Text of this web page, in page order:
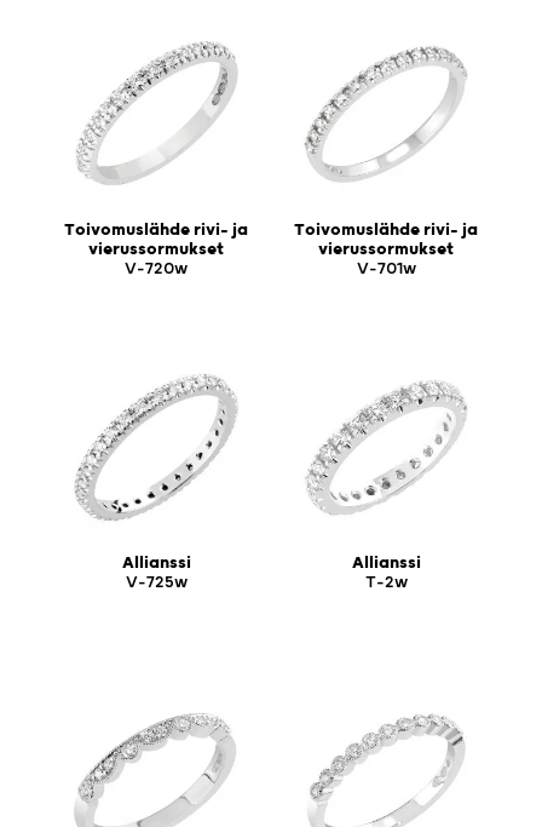
Toivomuslähde rivi- ja
vierussormukset
V-720w
Toivomuslähde rivi- ja
vierussormukset
V-701w
Allianssi
V-725w
Allianssi
T-2w